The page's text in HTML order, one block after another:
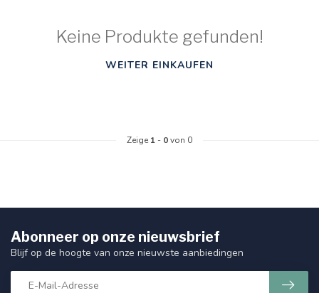
Keine Produkte gefunden!
WEITER EINKAUFEN
Zeige 1 - 0von 0
Abonneer op onze nieuwsbrief
Blijf op de hoogte van onze nieuwste aanbiedingen